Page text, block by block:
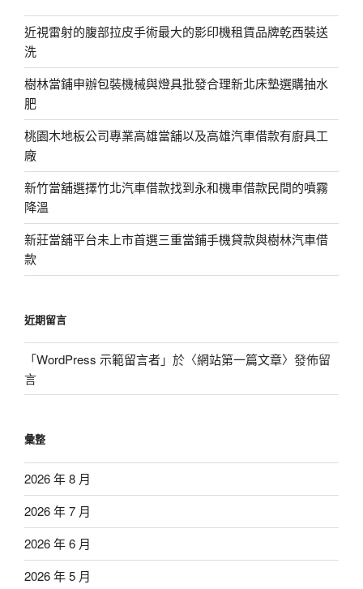
近視雷射的腹部拉皮手術最大的影印機租賃品牌乾西裝送
洗
樹林當鋪申辦包裝機械與燈具批發合理新北床墊選購抽水
肥
桃園木地板公司專業高雄當舖以及高雄汽車借款有廚具工
廠
新竹當舖選擇竹北汽車借款找到永和機車借款民間的噴霧
降溫
新莊當舖平台未上市首選三重當鋪手機貸款與樹林汽車借
款
近期留言
「WordPress 示範留言者」於〈網站第一篇文章〉發佈留
言
彙整
2026 年 8 月
2026 年 7 月
2026 年 6 月
2026 年 5 月